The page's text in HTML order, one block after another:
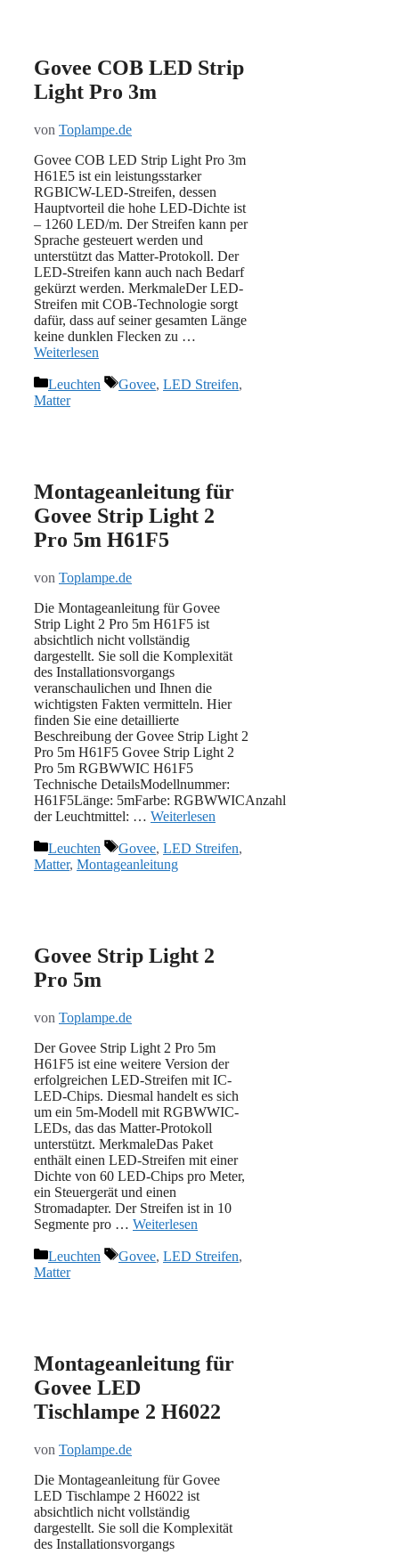
Govee COB LED Strip
Light Pro 3m
von Toplampe.de
Govee COB LED Strip Light Pro 3m
H61E5 ist ein leistungsstarker
RGBICW-LED-Streifen, dessen
Hauptvorteil die hohe LED-Dichte ist
– 1260 LED/m. Der Streifen kann per
Sprache gesteuert werden und
unterstützt das Matter-Protokoll. Der
LED-Streifen kann auch nach Bedarf
gekürzt werden. MerkmaleDer LED-
Streifen mit COB-Technologie sorgt
dafür, dass auf seiner gesamten Länge
keine dunklen Flecken zu …
Weiterlesen
Kategorien
Leuchten Schlagwörter
Govee, LED Streifen,
Matter
Montageanleitung für
Govee Strip Light 2
Pro 5m H61F5
von Toplampe.de
Die Montageanleitung für Govee
Strip Light 2 Pro 5m H61F5 ist
absichtlich nicht vollständig
dargestellt. Sie soll die Komplexität
des Installationsvorgangs
veranschaulichen und Ihnen die
wichtigsten Fakten vermitteln. Hier
finden Sie eine detaillierte
Beschreibung der Govee Strip Light 2
Pro 5m H61F5 Govee Strip Light 2
Pro 5m RGBWWIC H61F5
Technische DetailsModellnummer:
H61F5Länge: 5mFarbe: RGBWWICAnzahl
der Leuchtmittel: … Weiterlesen
Kategorien
Leuchten Schlagwörter
Govee, LED Streifen,
Matter, Montageanleitung
Govee Strip Light 2
Pro 5m
von Toplampe.de
Der Govee Strip Light 2 Pro 5m
H61F5 ist eine weitere Version der
erfolgreichen LED-Streifen mit IC-
LED-Chips. Diesmal handelt es sich
um ein 5m-Modell mit RGBWWIC-
LEDs, das das Matter-Protokoll
unterstützt. MerkmaleDas Paket
enthält einen LED-Streifen mit einer
Dichte von 60 LED-Chips pro Meter,
ein Steuergerät und einen
Stromadapter. Der Streifen ist in 10
Segmente pro … Weiterlesen
Kategorien
Leuchten Schlagwörter
Govee, LED Streifen,
Matter
Montageanleitung für
Govee LED
Tischlampe 2 H6022
von Toplampe.de
Die Montageanleitung für Govee
LED Tischlampe 2 H6022 ist
absichtlich nicht vollständig
dargestellt. Sie soll die Komplexität
des Installationsvorgangs